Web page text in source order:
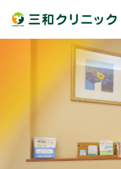
chevron_right 診療スケジュ